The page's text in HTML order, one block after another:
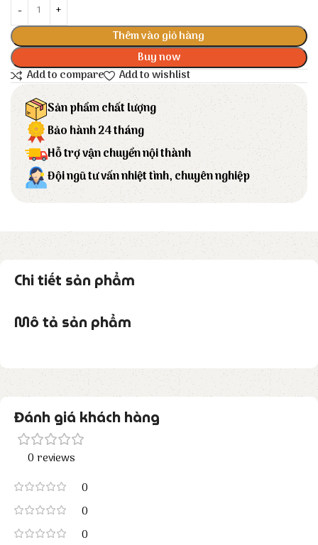
Thêm vào giỏ hàng
Buy now
Add to compare
Add to wishlist
Sản phẩm chất lượng
Bảo hành 24 tháng
Hỗ trợ vận chuyển nội thành
Đội ngũ tư vấn nhiệt tình, chuyên nghiệp
Chi tiết sản phẩm
Mô tả sản phẩm
Đánh giá khách hàng
0 reviews
0
0
0